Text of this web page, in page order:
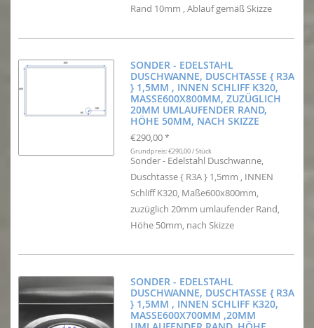
Rand 10mm , Ablauf gemäß Skizze
SONDER - EDELSTAHL
DUSCHWANNE, DUSCHTASSE { R3A
} 1,5MM , INNEN SCHLIFF K320,
MASSE600X800MM, ZUZÜGLICH
20MM UMLAUFENDER RAND, H
ÖHE 50MM, NACH SKIZZE
€290,00 *
Grundpreis: €290,00 / Stück
Sonder - Edelstahl Duschwanne,
Duschtasse { R3A } 1,5mm , INNEN
Schliff K320, Maße600x800mm,
zuzüglich 20mm umlaufender Rand,
Höhe 50mm, nach Skizze
SONDER - EDELSTAHL
DUSCHWANNE, DUSCHTASSE { R3A
} 1,5MM , INNEN SCHLIFF K320,
MASSE600X700MM ,20MM U